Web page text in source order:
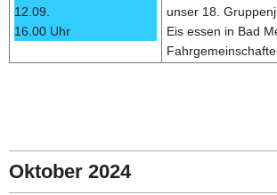
12.09.
16.00 Uhr
unser 18.
Eis essen in Bad
Oktober 2024